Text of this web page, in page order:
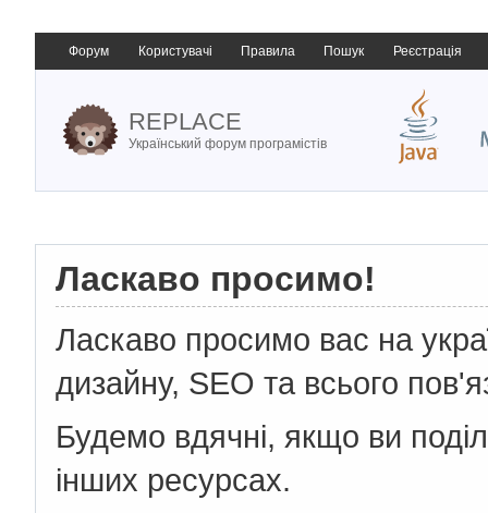
Форум Користувачі Правила Пошук Реєстрація
REPLACE
Український форум програмістів
Ласкаво просимо!
Ласкаво просимо вас на
дизайну, SEO та всього
Будемо вдячні, якщо ви
інших ресурсах.